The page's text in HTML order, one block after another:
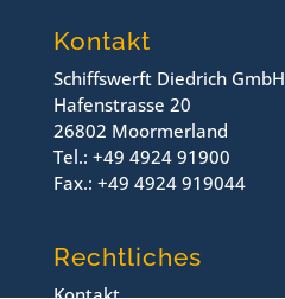
Kontakt
Schiffswerft Diedrich GmbH
Hafenstrasse 20
26802 Moormerland
Tel.: +49 4924 91900
Fax.: +49 4924 919044
Rechtliches
Kontakt